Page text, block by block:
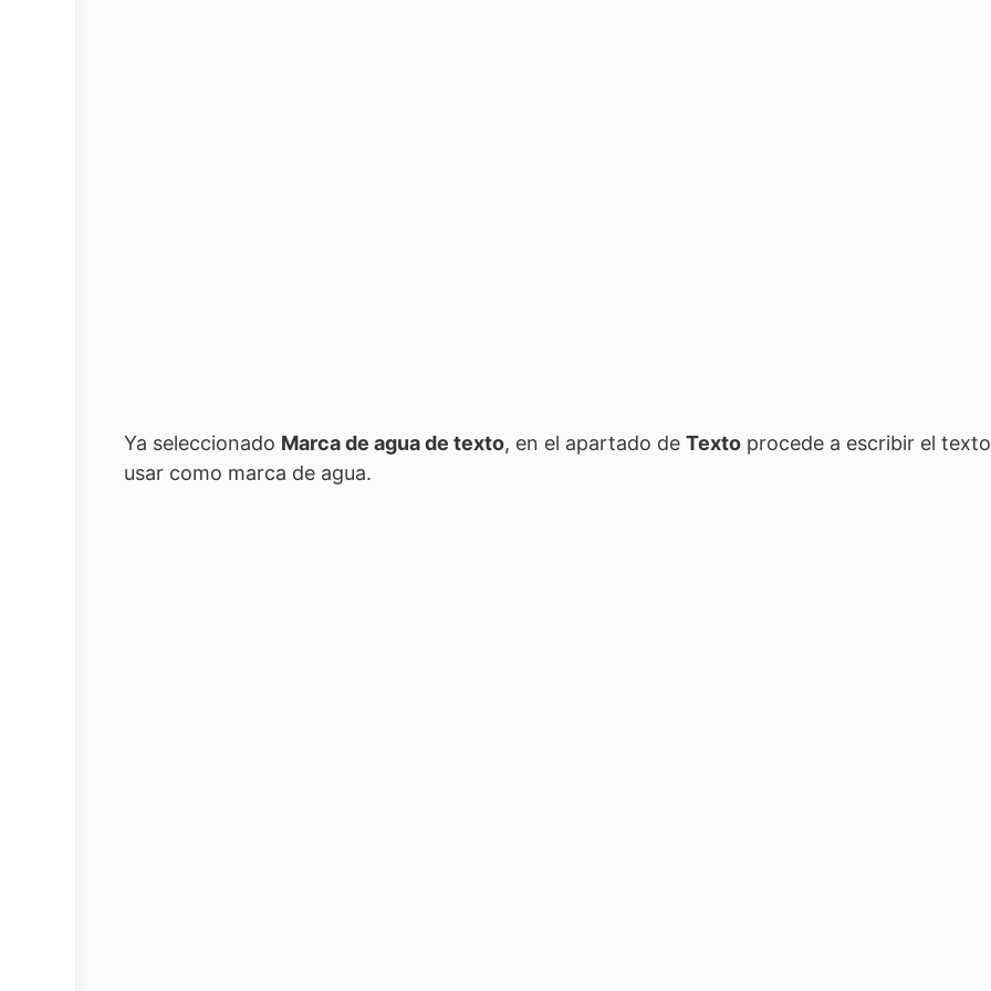
Ya seleccionado Marca de agua de texto, en el apartado de Texto procede a escribir el
usar como marca de agua.